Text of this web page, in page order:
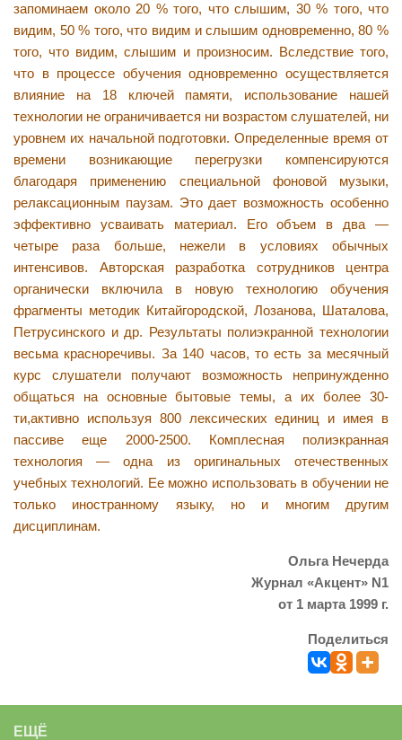
запоминаем около 20 % того, что слышим, 30 % того, что
видим, 50 % того, что видим и слышим одновременно, 80 %
того, что видим, слышим и произносим. Вследствие того,
что в процессе обучения одновременно осуществляется
влияние на 18 ключей памяти, использование нашей
технологии не ограничивается ни возрастом слушателей, ни
уровнем их начальной подготовки. Определенные время от
времени возникающие перегрузки компенсируются
благодаря применению специальной фоновой музыки,
релаксационным паузам. Это дает возможность особенно
эффективно усваивать материал. Его объем в два —
четыре раза больше, нежели в условиях обычных
интенсивов. Авторская разработка сотрудников центра
органически включила в новую технологию обучения
фрагменты методик Китайгородской, Лозанова, Шаталова,
Петрусинского и др. Результаты полиэкранной технологии
весьма красноречивы. За 140 часов, то есть за месячный
курс слушатели получают возможность непринужденно
общаться на основные бытовые темы, а их более 30-
ти,активно используя 800 лексических единиц и имея в
пассиве еще 2000-2500. Комплесная полиэкранная
технология — одна из оригинальных отечественных
учебных технологий. Ее можно использовать в обучении не
только иностранному языку, но и многим другим
дисциплинам.
Ольга Нечерда
Журнал «Акцент» N1
от 1 марта 1999 г.
Поделиться
ЕЩЁ